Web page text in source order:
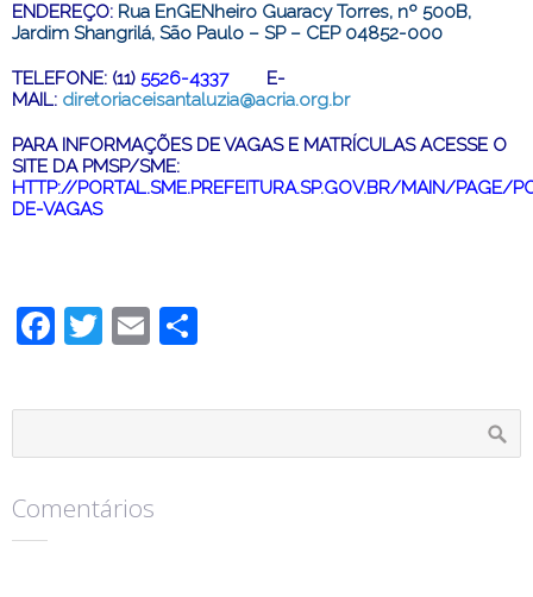
ENDEREÇO: Rua EnGENheiro Guaracy Torres, nº 500B,
Jardim Shangrilá, São Paulo – SP – CEP 04852-000
TELEFONE: (11) 5526-4337E-
MAIL: diretoriaceisantaluzia@acria.org.br
PARA INFORMAÇÕES DE VAGAS E MATRÍCULAS ACESSE O
SITE DA PMSP/SME:
HTTP://PORTAL.SME.PREFEITURA.SP.GOV.BR/MAIN/PAGE/
DE-VAGAS
Facebook
Twitter
Email
Comentários